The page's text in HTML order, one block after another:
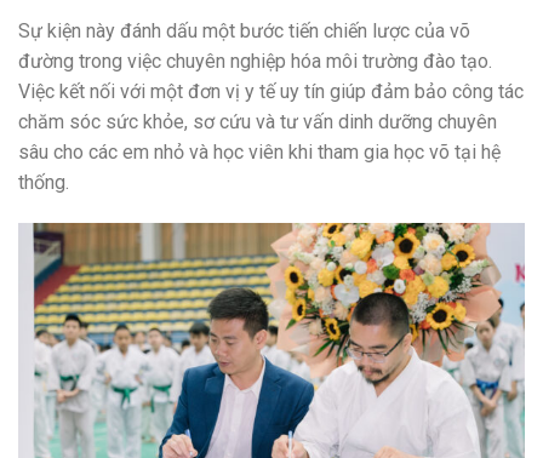
Sự kiện này đánh dấu một bước tiến chiến lược của võ
đường trong việc chuyên nghiệp hóa môi trường đào tạo.
Việc kết nối với một đơn vị y tế uy tín giúp đảm bảo công tác
chăm sóc sức khỏe, sơ cứu và tư vấn dinh dưỡng chuyên
sâu cho các em nhỏ và học viên khi tham gia học võ tại hệ
thống.